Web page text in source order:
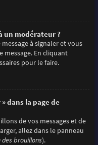
un modérateur ?
à signaler et vous
En cliquant
pour le faire.
dans la page de
de vos messages et de
allez dans le panneau
des brouillons).